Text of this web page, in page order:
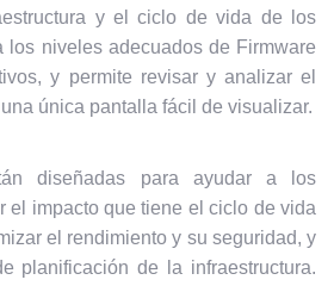
y el ciclo de vida de los
los niveles adecuados de Firmware
y permite revisar y analizar el
única pantalla fácil de visualizar.
diseñadas para ayudar a los
el impacto que tiene el ciclo de vida
el rendimiento y su seguridad, y
planificación de la infraestructura.